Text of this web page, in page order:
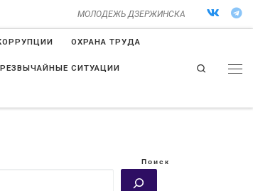
МОЛОДЕЖЬ ДЗЕРЖИНСКА
ОХРАНА ТРУДА
СИТУАЦИИ Search
Поиск